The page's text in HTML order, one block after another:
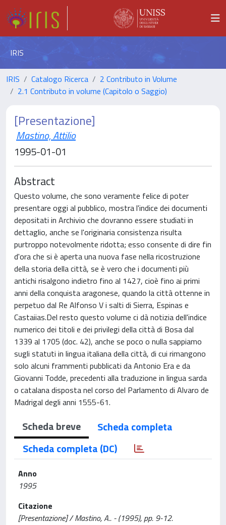
IRIS
IRIS Catalogo Ricerca
2 Contributo in Volume
2.1 Contributo in volume (Capitolo o Saggio)
[Presentazione]
Mastino, Attilio
1995-01-01
Abstract
Questo volume, che sono veramente felice di poter
presentare oggi al pubblico, mostra l'indice dei documenti
depositati in Archivio che dovranno essere studiati in
dettaglio, anche se l'originaria consistenza risulta
purtroppo notevolmente ridotta; esso consente di dire fin
d'ora che si è aperta una nuova fase nella ricostruzione
della storia della città, se è vero che i documenti più
antichi risalgono indietro fino al 1427, cioè fino ai primi
anni della conquista aragonese, quando la città ottenne in
perpetuo dal Re Alfonso V i salti di Sierra, Espinas e
Castaiias.Del resto questo volume ci dà notizia dell'indice
numerico dei titoli e dei privilegi della città di Bosa dal
1339 al 1705 (doc. 42), anche se poco o nulla sappiamo
sugli statuti in lingua italiana della città, di cui rimangono
solo alcuni frammenti pubblicati da Antonio Era e da
Giovanni Todde, precedenti alla traduzione in lingua sarda
o catalana disposta nel corso del Parlamento di Alvaro de
Madrigal degli anni 1555-61.
Scheda breve
Scheda completa
Scheda completa (DC)
Anno
1995
Citazione
[Presentazione] / Mastino, A.. - (1995), pp. 9-12.